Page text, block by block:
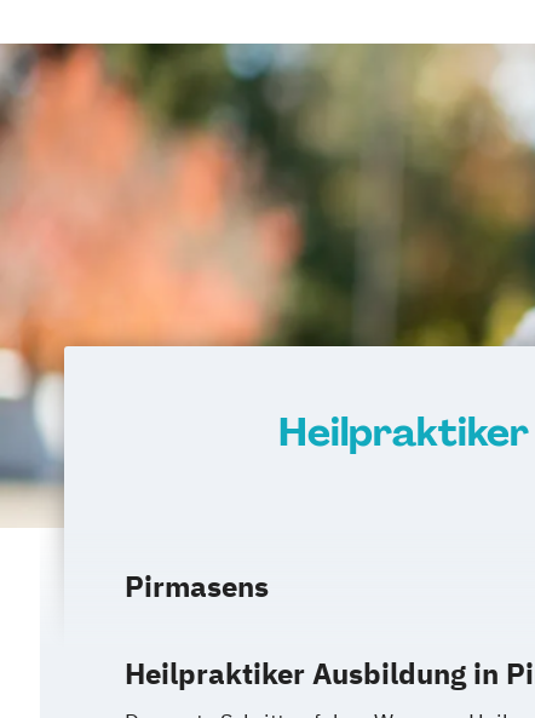
Pirmasens
Heilpraktiker Ausbildung in